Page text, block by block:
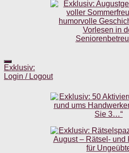
Exklusiv:
Login / Logout